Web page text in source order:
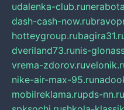
udalenka-club.ru
dash-cash-now.ru
hotteygroup.ru
dveriland73.runis-
vrema-zdorov.ru
nike-air-max-95.ru
mobilreklama.rupds-nn.ru